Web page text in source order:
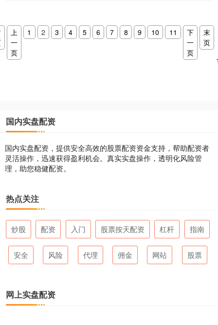
上
一
页
1 2 3 4 5 6 7 8 9 10 11
下
一
页
末
页
国内实盘配资
国内实盘配资，提供安全高效的股票配资资金支持，帮助配资者
灵活操作，迅速获得盈利机会。真实实盘操作，透明化风险管
理，助您稳健配资。
热点关注
炒股 配资 入门 股票按天配资 杠杆 指南
安全 风险 代理 佣金 网站 股票
网上实盘配资